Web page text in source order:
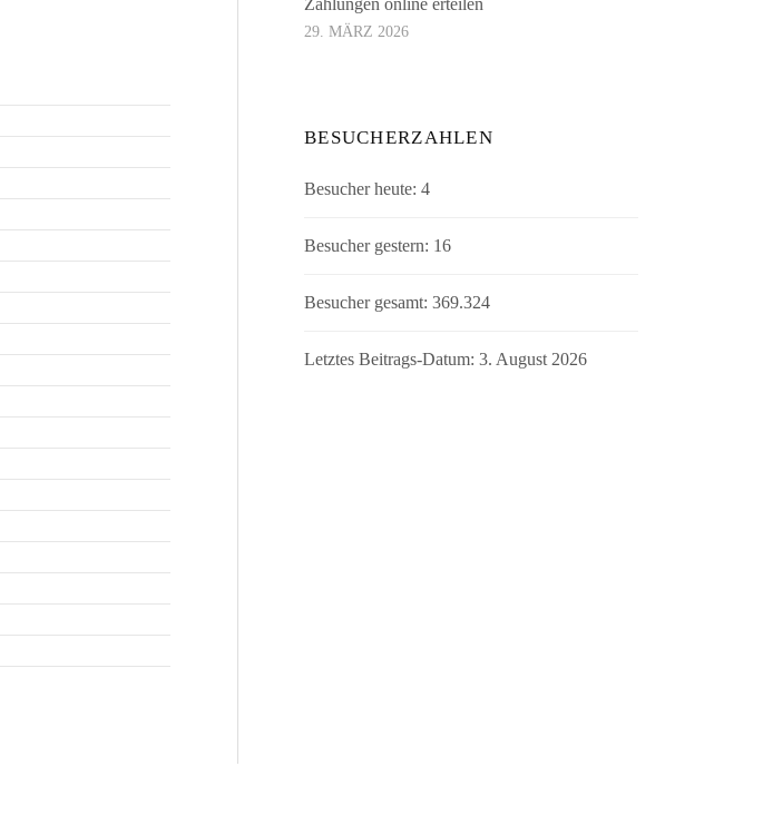
Zahlungen online erteilen
29. MÄRZ 2026
BESUCHERZAHLEN
Besucher heute:4
Besucher gestern: 16
Besucher gesamt:369.324
Letztes Beitrags-Datum:3. August 2026